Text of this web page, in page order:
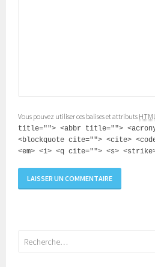
Vous pouvez utiliser ces balises et attributs
title=""> <abbr title="">
<blockquote cite=""> <cite>
<em> <i> <q cite=""> <s>
Rechercher :